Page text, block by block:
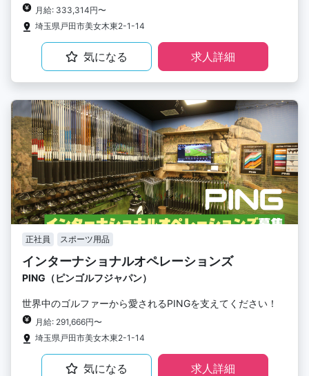
月給: 333,314円〜
埼玉県戸田市美女木東2-1-14
気になる 求人詳細
正社員 スポーツ用品
インターナショナルオペレーションズ
PING（ピンゴルフジャパン）
世界中のゴルファーから愛されるPINGを支えてください！
月給: 291,666円〜
埼玉県戸田市美女木東2-1-14
気になる 求人詳細